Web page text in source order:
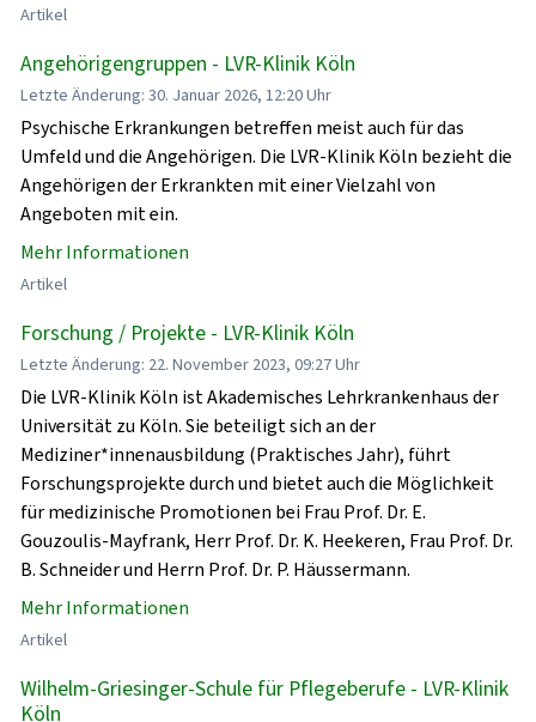
Artikel
Angehörigengruppen - LVR-Klinik Köln
Letzte Änderung: 30. Januar 2026, 12:20 Uhr
Psychische Erkrankungen betreffen meist auch für das
Umfeld und die Angehörigen. Die LVR-Klinik Köln bezieht die
Angehörigen der Erkrankten mit einer Vielzahl von
Angeboten mit ein.
Mehr Informationen
Artikel
Forschung / Projekte - LVR-Klinik Köln
Letzte Änderung: 22. November 2023, 09:27 Uhr
Die LVR-Klinik Köln ist Akademisches Lehrkrankenhaus der
Universität zu Köln. Sie beteiligt sich an der
Mediziner*innenausbildung (Praktisches Jahr), führt
Forschungsprojekte durch und bietet auch die Möglichkeit
für medizinische Promotionen bei Frau Prof. Dr. E.
Gouzoulis-Mayfrank, Herr Prof. Dr. K. Heekeren, Frau Prof. Dr.
B. Schneider und Herrn Prof. Dr. P. Häussermann.
Mehr Informationen
Artikel
Wilhelm-Griesinger-Schule für Pflegeberufe - LVR-Klinik
Köln